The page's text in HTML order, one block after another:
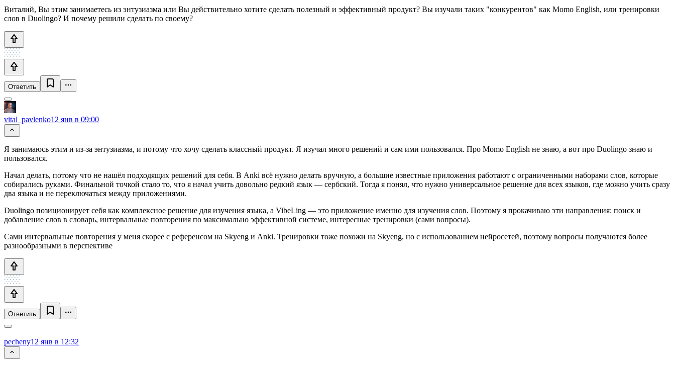
Виталий, Вы этим занимаетесь из энтузиазма или Вы действительно хотите сделать полезный и эффективный продукт? Вы изучали таких "конкурентов" как Momo English, или тренировки
слов в Duolingo? И почему решили сделать по своему?
Ответить
vital_pavlenko12 янв в 09:00
Я занимаюсь этим и из-за энтузиазма, и потому что хочу сделать классный продукт. Я изучал много решений и сам ими пользовался. Про Momo English не знаю, а вот про Duolingo знаю и
пользовался.
Начал делать, потому что не нашёл подходящих решений для себя. В Anki всё нужно делать вручную, а большие известные приложения работают с ограниченными наборами слов, которые
собирались руками. Финальной точкой стало то, что я начал учить довольно редкий язык — сербский. Тогда я понял, что нужно универсальное решение для всех языков, где можно учить сразу
два языка и не переключаться между приложениями.
Duolingo позиционирует себя как комплексное решение для изучения языка, а VibeLing — это приложение именно для изучения слов. Поэтому я прокачиваю эти направления: поиск и
добавление слов в словарь, интервальные повторения по максимально эффективной системе, интересные тренировки (сами вопросы).
Сами интервальные повторения у меня скорее с референсом на Skyeng и Anki. Тренировки тоже похожи на Skyeng, но с использованием нейросетей, поэтому вопросы получаются более
разнообразными в перспективе
Ответить
pecheny12 янв в 12:32